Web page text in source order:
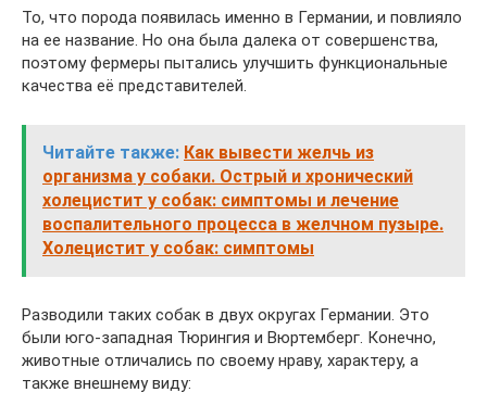
То, что порода появилась именно в Германии, и повлияло
на ее название. Но она была далека от совершенства,
поэтому фермеры пытались улучшить функциональные
качества её представителей.
Читайте также: Как вывести желчь из
организма у собаки. Острый и хронический
холецистит у собак: симптомы и лечение
воспалительного процесса в желчном пузыре.
Холецистит у собак: симптомы
Разводили таких собак в двух округах Германии. Это
были юго-западная Тюрингия и Вюртемберг. Конечно,
животные отличались по своему нраву, характеру, а
также внешнему виду: